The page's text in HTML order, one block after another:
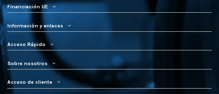
Financiación UE
Información y enlaces
Acceso Rápido
Sobre nosotros
Acceso de cliente